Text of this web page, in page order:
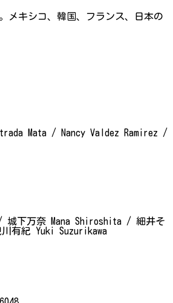
メキシコ、韓国、フランス、日本の
Mata / Nancy Valdez Ramirez /
城下万奈 Mana Shiroshita / 細井そ
有紀 Yuki Suzurikawa